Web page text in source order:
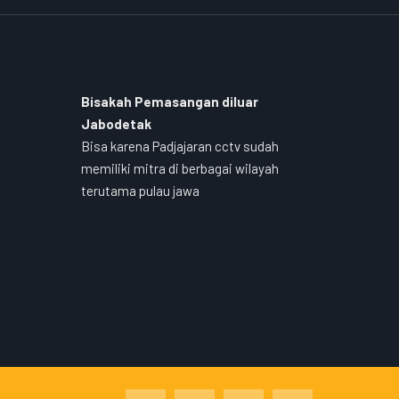
Bisakah Pemasangan diluar
Jabodetak
Bisa karena Padjajaran cctv sudah
memiliki mitra di berbagai wilayah
terutama pulau jawa